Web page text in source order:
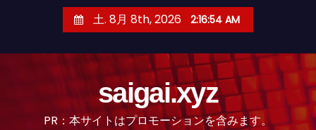
土. 8月 8th, 2026 2:16:55 AM
saigai.xyz
PR：本サイトはプロモーションを含みます。